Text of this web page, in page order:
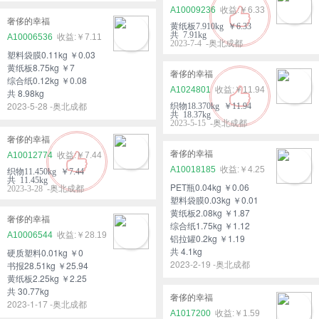
A10009236
￥6.33
黄纸板7.910kg ￥6.33
共 7.91kg
2023-7-4 -奥北成都
奢侈的幸福
A10006536
￥7.11
塑料袋膜0.11kg ￥0.03
黄纸板8.75kg ￥7
综合纸0.12kg ￥0.08
共 8.98kg
2023-5-28 -奥北成都
奢侈的幸福
A1024801
￥11.94
织物18.370kg ￥11.94
共 18.37kg
2023-5-15 -奥北成都
奢侈的幸福
A10012774
￥7.44
织物11.450kg ￥7.44
共 11.45kg
2023-3-28 -奥北成都
奢侈的幸福
A10018185
￥4.25
PET瓶0.04kg ￥0.06
塑料袋膜0.03kg ￥0.01
黄纸板2.08kg ￥1.87
综合纸1.75kg ￥1.12
铝拉罐0.2kg ￥1.19
共 4.1kg
2023-2-19 -奥北成都
奢侈的幸福
A10006544
￥28.19
硬质塑料0.01kg ￥0
书报28.51kg ￥25.94
黄纸板2.25kg ￥2.25
共 30.77kg
2023-1-17 -奥北成都
奢侈的幸福
A1017200
￥1.59